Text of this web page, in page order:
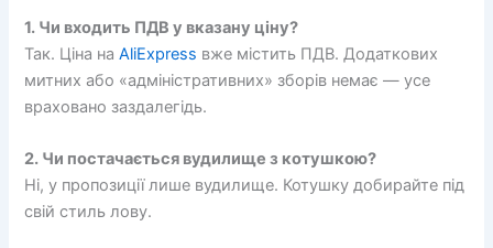
1. Чи входить ПДВ у вказану ціну?
Так. Ціна наAliExpress вже містить ПДВ. Додаткових
митних або «адміністративних» зборів немає — усе
враховано заздалегідь.
2. Чи постачається вудилище з котушкою?
Ні, у пропозиції лише вудилище. Котушку добирайте під
свій стиль лову.